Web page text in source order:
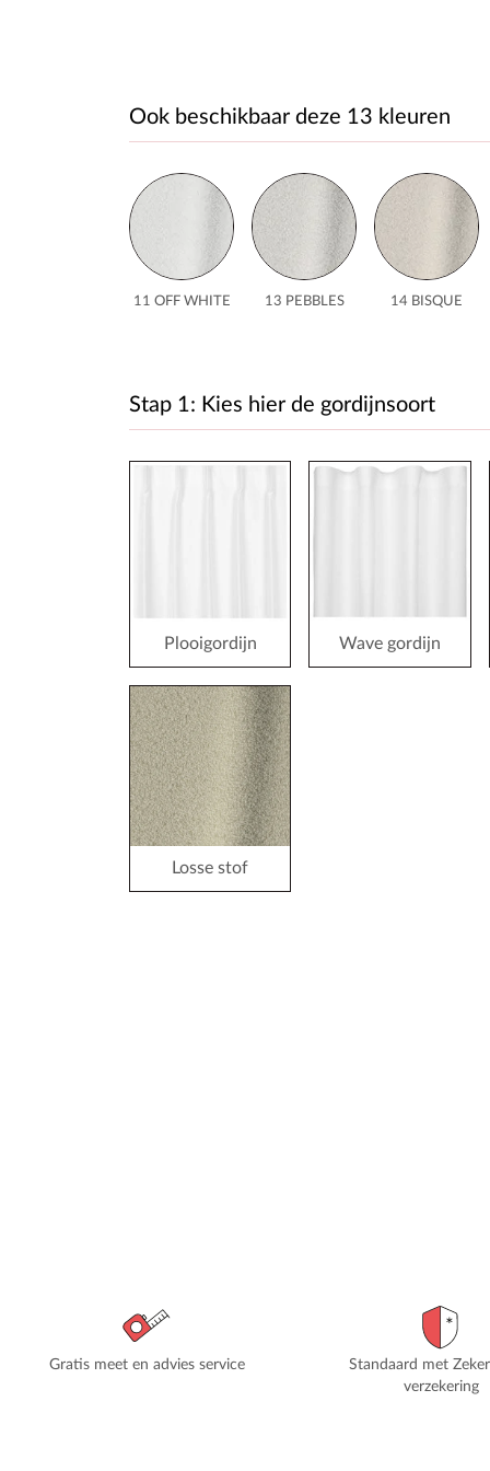
Ook beschikbaar deze 13 kleuren
11 OFF WHITE 13 PEBBLES 14 BISQUE
Stap 1: Kies hier de gordijnsoort
Plooigordijn Wave gordijn
Losse stof
Gratis meet en advies service
Standaard met
verzekering